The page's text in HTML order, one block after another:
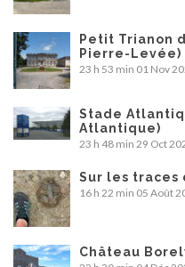
Petit Trianon
Pierre-Levée)
23 h 53 min 01 Nov
Stade
Atlantique)
23 h 48 min 29 Oct
Sur les traces
16 h 22 min 05 Août
Château